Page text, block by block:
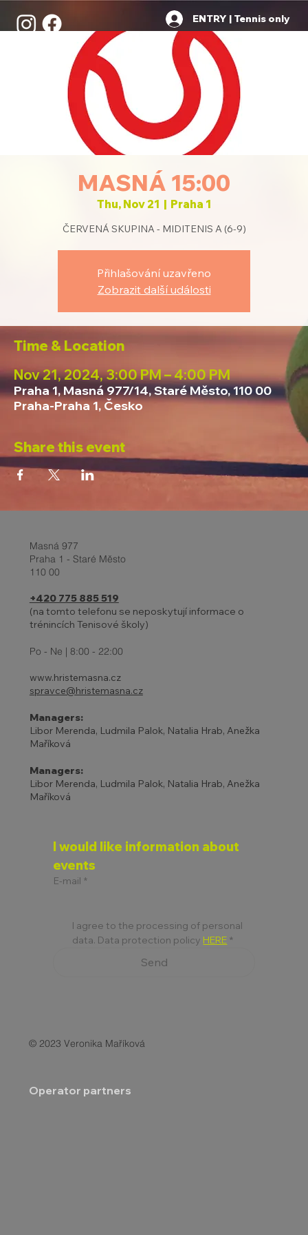
ENTRY | Tennis only
MASNÁ 15:00
Thu, Nov 21
  |
Praha 1
ČERVENÁ SKUPINA - MIDITENIS A (6-9)
Přihlašování uzavřeno
Zobrazit další události
Time & Location
Nov 21, 2024, 3:00 PM – 4:00 PM
Praha 1, Masná 977/14, Staré Město, 110 00
Praha-Praha 1, Česko
Share this event
Masná 977
Praha 1 - Staré Město
110 00
+420 775 885 519
(na tomto telefonu se neposkytují informace o
trénincích Tenisové školy)
Po - Ne | 8:00 - 22:00
www.hristemasna.cz
spravce@hristemasna.cz
Managers:
Libor Merenda, Ludmila Palok, Natalia Hrab, Anežka
Maříková
Managers:
Libor Merenda, Ludmila Palok, Natalia Hrab, Anežka
Maříková
I would like information about
events
E-mail *
I agree to the processing of personal
data. Data protection policy HERE *
Send
© 2023 Veronika Maříková
Operator partners